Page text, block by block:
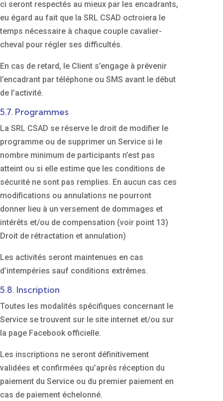
ci seront respectés au mieux par les encadrants,
eu égard au fait que la SRL CSAD octroiera le
temps nécessaire à chaque couple cavalier-
cheval pour régler ses difficultés.
En cas de retard, le Client s’engage à prévenir
l’encadrant par téléphone ou SMS avant le début
de l’activité.
5.7. Programmes
La SRL CSAD se réserve le droit de modifier le
programme ou de supprimer un Service si le
nombre minimum de participants n’est pas
atteint ou si elle estime que les conditions de
sécurité ne sont pas remplies. En aucun cas ces
modifications ou annulations ne pourront
donner lieu à un versement de dommages et
intérêts et/ou de compensation (voir point 13)
Droit de rétractation et annulation)
Les activités seront maintenues en cas
d’intempéries sauf conditions extrêmes.
5.8. Inscription
Toutes les modalités spécifiques concernant le
Service se trouvent sur le site internet et/ou sur
la page Facebook officielle.
Les inscriptions ne seront définitivement
validées et confirmées qu’après réception du
paiement du Service ou du premier paiement en
cas de paiement échelonné.